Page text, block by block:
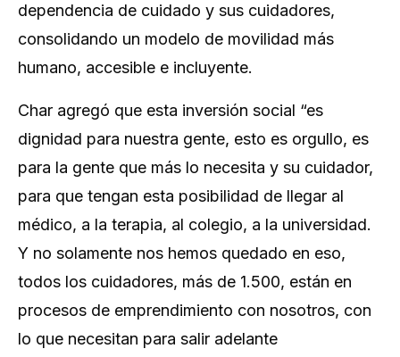
dependencia de cuidado y sus cuidadores,
consolidando un modelo de movilidad más
humano, accesible e incluyente.
Char agregó que esta inversión social “es
dignidad para nuestra gente, esto es orgullo, es
para la gente que más lo necesita y su cuidador,
para que tengan esta posibilidad de llegar al
médico, a la terapia, al colegio, a la universidad.
Y no solamente nos hemos quedado en eso,
todos los cuidadores, más de 1.500, están en
procesos de emprendimiento con nosotros, con
lo que necesitan para salir adelante